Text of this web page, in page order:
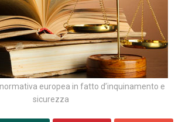
normativa europea in fatto d’inquinamento e
sicurezza